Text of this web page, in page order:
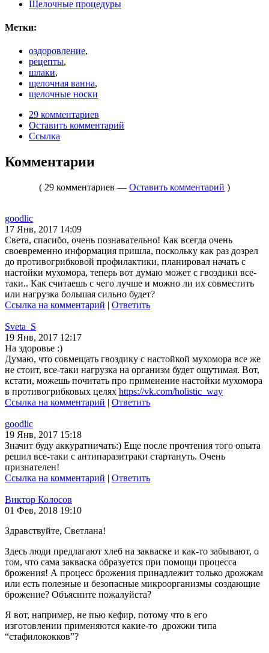
Щелочные процедуры
Метки:
оздоровление,
рецепты,
шлаки,
щелочная ванна,
щелочные носки
29 комментариев
Оставить комментарий
Ссылка
Комментарии
( 29 комментариев — Оставить комментарий )
goodlic
17 Янв, 2017 14:09
Света, спасибо, очень познавательно! Как всегда очень
своевременно информация пришла, поскольку как раз дозрел
до противогрибковой профилактики, планировал начать с
настойки мухомора, теперь вот думаю может с гвоздики все-
таки.. Как считаешь с чего лучше и можно ли их совместить
или нагрузка большая сильно будет?
Ссылка на комментарий | Ответить
Sveta_S
19 Янв, 2017 12:17
На здоровье :)
Думаю, что совмещать гвоздику с настойкой мухомора все же
не стоит, все-таки нагрузка на организм будет ощутимая. Вот,
кстати, можешь почитать про применение настойки мухомора
в противогрибковых целях https://vk.com/holistic_way
Ссылка на комментарий | Ответить
goodlic
19 Янв, 2017 15:18
Значит буду аккуратничать:) Еще после прочтения того опыта
решил все-таки с антипаразитраки стартануть. Очень
признателен!
Ссылка на комментарий | Ответить
Виктор Колосов
01 Фев, 2018 19:10
Здравствуйте, Светлана!
Здесь люди предлагают хлеб на закваске и как-то забывают, о
том, что сама закваска образуется при помощи процесса
брожения! А процесс брожения принадлежит только дрожжам
или есть полезные и безопасные микроорганизмы создающие
брожение? Объясните пожалуйста?
Я вот, например, не пью кефир, потому что в его
изготовлении применяются какие-то дрожжи типа
“стафилококков”?